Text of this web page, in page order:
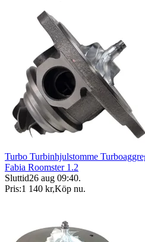
Turbo Turbinhjulstomme
Fabia Roomster 1.2
Sluttid26 aug 09:40.
Pris:1 140 kr,Köp nu.